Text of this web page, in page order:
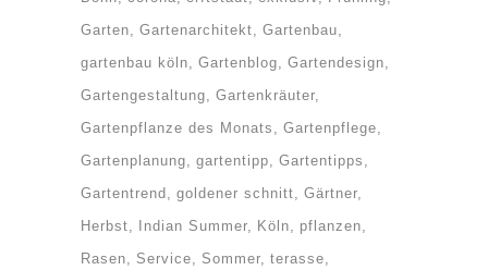
Garten
Gartenarchitekt
Gartenbau
gartenbau köln
Gartenblog
Gartendesign
Gartengestaltung
Gartenkräuter
Gartenpflanze des Monats
Gartenpflege
Gartenplanung
gartentipp
Gartentipps
Gartentrend
goldener schnitt
Gärtner
Herbst
Indian Summer Köln
pflanzen
Rasen
Service Sommer terasse